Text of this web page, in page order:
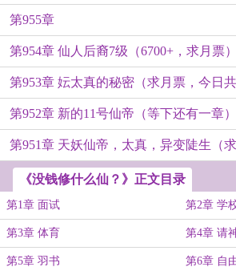
眼骸散热法宝
第955章
第954章 仙人后裔7级（6700+，求月票）
第953章 妘太真的秘密（求月票，今日共
第952章 新的11号仙帝（等下还有一章）
第951章 天妖仙帝，太真，异变陡生（求
《没钱修什么仙？》正文目录
第1章 面试 第2章 学
第3章 体育 第4章 请
第5章 羽书 第6章 自